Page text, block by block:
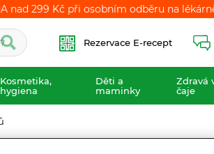
nad 299 Kč při osobním odběru na
nad 299 Kč při osobním odběru na
Rezervace E-recept
Kosmetika,
hygiena
Děti a
maminky
Zdravá
čaje